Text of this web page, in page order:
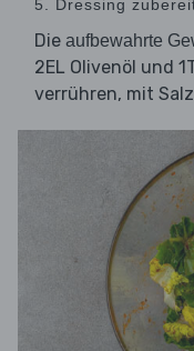
5. Dressing
Die aufbewahrte
2EL Olivenöl und
verrühren, mit